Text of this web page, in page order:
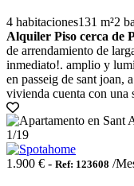
4 habitaciones131 m²2
Alquiler Piso cerca de
de arrendamiento de
inmediato!. amplio y
en passeig de sant joan,
vivienda cuenta con una
1/19
1.900 € - Ref: 123608 /